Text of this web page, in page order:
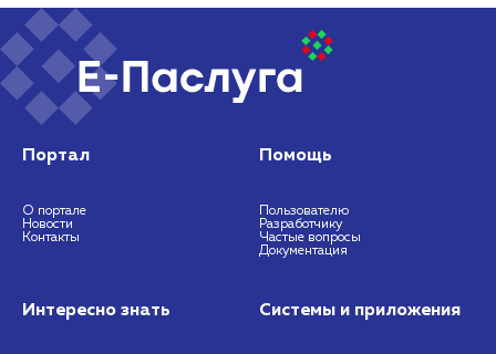
Портал
О портале
Новости
Контакты
Помощь
Пользователю
Разработчику
Частые вопросы
Документация
Интересно знать Системы и приложения